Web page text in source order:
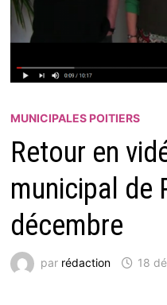
MUNICIPALES POITIERS
Retour en
municipal de
décembre
par rédaction 18